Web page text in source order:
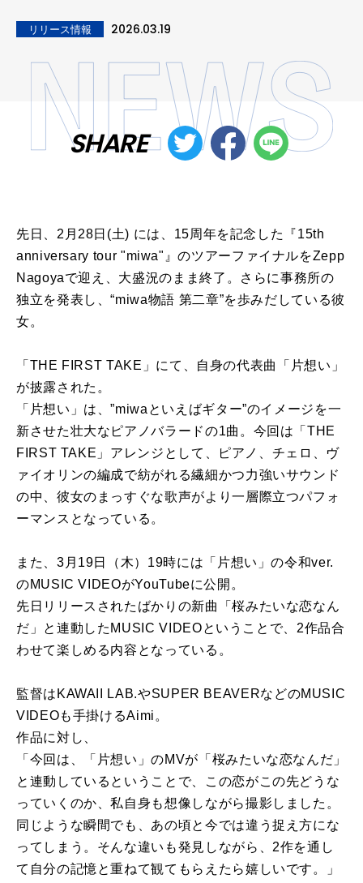
リリース情報 2026.03.19
SHARE
先日、2月28日(土) には、15周年を記念した『15th
anniversary tour "miwa"』のツアーファイナルをZepp
Nagoyaで迎え、大盛況のまま終了。さらに事務所の
独立を発表し、“miwa物語 第二章”を歩みだしている彼
女。
「THE FIRST TAKE」にて、自身の代表曲「片想い」
が披露された。
「片想い」は、”miwaといえばギター”のイメージを一
新させた壮大なピアノバラードの1曲。今回は「THE
FIRST TAKE」アレンジとして、ピアノ、チェロ、ヴ
ァイオリンの編成で紡がれる繊細かつ力強いサウンド
の中、彼女のまっすぐな歌声がより一層際立つパフォ
ーマンスとなっている。
また、3月19日（木）19時には「片想い」の令和ver.
のMUSIC VIDEOがYouTubeに公開。
先日リリースされたばかりの新曲「桜みたいな恋なん
だ」と連動したMUSIC VIDEOということで、2作品合
わせて楽しめる内容となっている。
監督はKAWAII LAB.やSUPER BEAVERなどのMUSIC
VIDEOも手掛けるAimi。
作品に対し、
「今回は、「片想い」のMVが「桜みたいな恋なんだ」
と連動しているということで、この恋がこの先どうな
っていくのか、私自身も想像しながら撮影しました。
同じような瞬間でも、あの頃と今では違う捉え方にな
ってしまう。そんな違いも発見しながら、2作を通し
て自分の記憶と重ねて観てもらえたら嬉しいです。」